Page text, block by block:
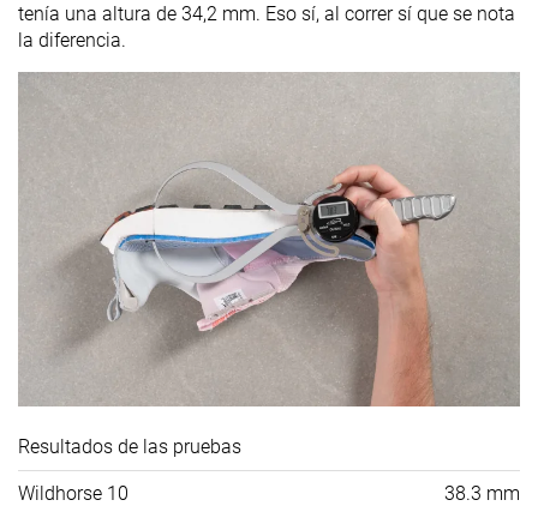
tenía una altura de 34,2 mm. Eso sí, al correr sí que se nota
la diferencia.
Resultados de las pruebas
Wildhorse 10 38.3 mm